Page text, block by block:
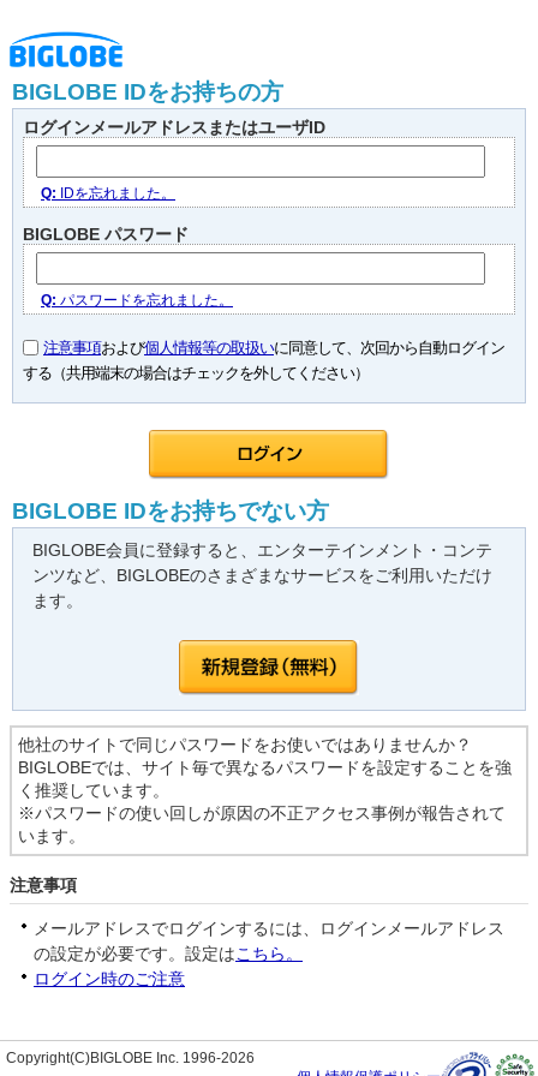
BIGLOBE IDをお持ちの方
ログインメールアドレスまたはユーザID
Q: IDを忘れました。
BIGLOBE パスワード
Q: パスワードを忘れました。
注意事項および個人情報等の取扱いに同意して、次回から自動ログイン
する（共用端末の場合はチェックを外してください）
BIGLOBE IDをお持ちでない方
BIGLOBE会員に登録すると、エンターテインメント・コンテ
ンツなど、BIGLOBEのさまざまなサービスをご利用いただけ
ます。
他社のサイトで同じパスワードをお使いではありませんか？
BIGLOBEでは、サイト毎で異なるパスワードを設定することを強
く推奨しています。
※パスワードの使い回しが原因の不正アクセス事例が報告されて
います。
注意事項
メールアドレスでログインするには、ログインメールアドレス
の設定が必要です。設定はこちら。
ログイン時のご注意
Copyright(C)BIGLOBE Inc. 1996-2026